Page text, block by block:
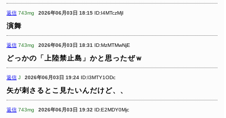
返信 743mg 2026年06月03日 18:15 ID:I4MTczMjI
演舞
返信 743mg 2026年06月03日 18:31 ID:MzMTMwNjE
どっかの「上陸禁止島」かと思ったぜｗ
返信 J 2026年06月03日 19:24 ID:I3MTY1ODc
矢が刺さるとこ見たいんだけど、、
返信 743mg 2026年06月03日 19:32 ID:E2MDY0Mjc